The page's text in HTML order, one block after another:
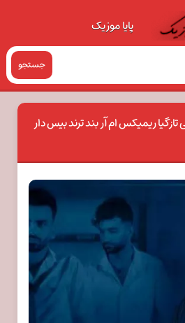
پایا موزیک
جستجو
ریمیکس ام آر بند ترند بیس دار